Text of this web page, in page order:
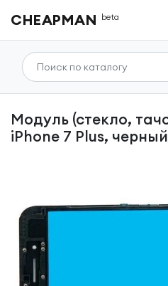
CHEAPMAN beta
Модуль (стекло, тачскрин, рамка) для
iPhone 7 Plus, черный